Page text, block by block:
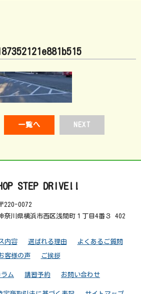
一覧へ NEXT
STEP DRIVE!!
220-0072
奈川県横浜市西区浅間町１丁目4番３ 402
内容 選ばれる理由 よくあるご質問
客様の声 ご挨拶
ラム 講習予約 お問い合わせ